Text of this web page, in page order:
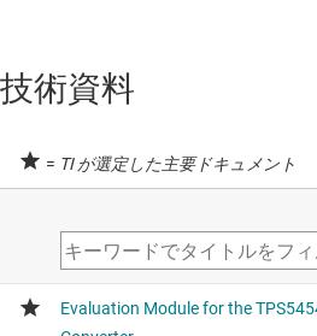
技術資料
= TI が選定した主要ドキュメント